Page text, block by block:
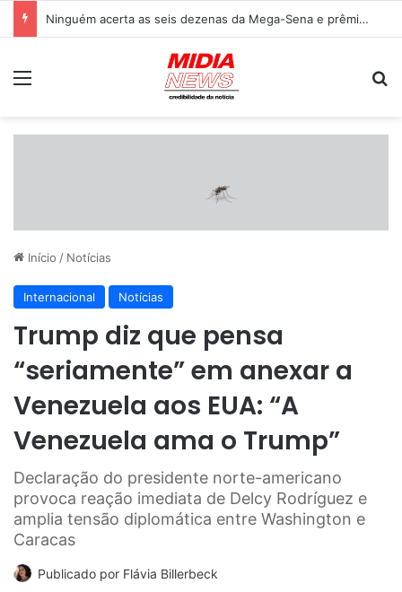
Ninguém acerta as seis dezenas da Mega-Sena e prêmio acumula para R$ 165 milhões
Início / Notícias
Internacional Notícias
Trump diz que pensa
“seriamente” em anexar a
Venezuela aos EUA: “A
Venezuela ama o Trump”
Declaração do presidente norte-americano
provoca reação imediata de Delcy Rodríguez e
amplia tensão diplomática entre Washington e
Caracas
Publicado por Flávia Billerbeck